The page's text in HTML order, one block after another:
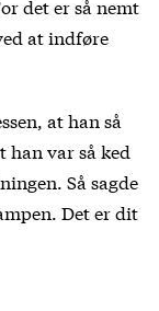
det er så nemt
at indføre
at han så
han var så ked
Så sagde
Det er dit